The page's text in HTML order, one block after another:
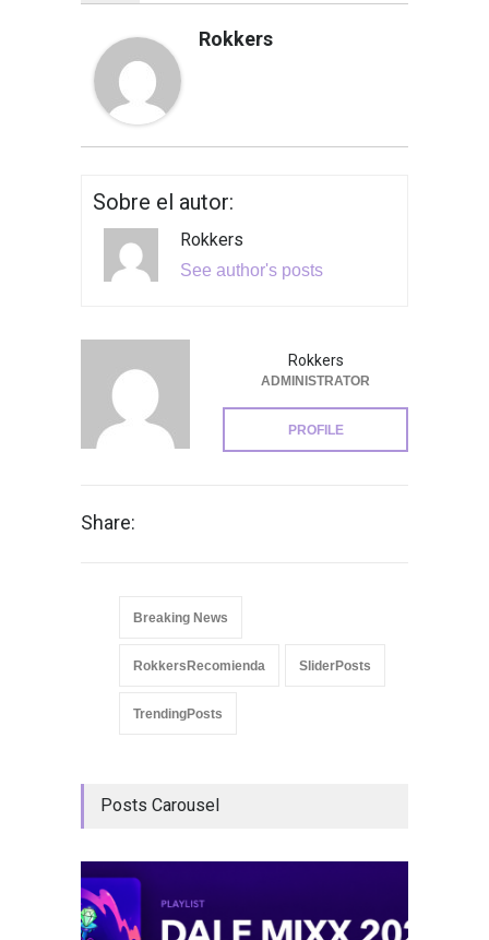
Rokkers
Sobre el autor:
Rokkers
See author's posts
Rokkers
ADMINISTRATOR
PROFILE
Share:
Breaking News
RokkersRecomienda SliderPosts
TrendingPosts
Posts Carousel